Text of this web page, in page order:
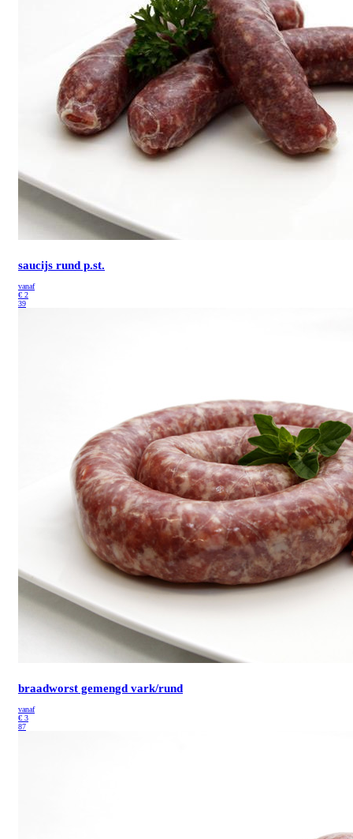
saucijs rund p.st.
vanaf
€ 2
39
braadworst gemengd vark/rund
vanaf
€ 3
87